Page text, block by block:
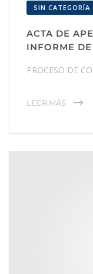
SIN CATEGORÍA
ACTA DE
INFORME
PROCESO DE
LEER MÁS